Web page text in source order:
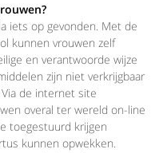
iets op gevonden. Met de
kunnen vrouwen zelf
en verantwoorde wijze
zijn niet verkrijgbaar
de internet site
overal ter wereld on-line
toegestuurd krijgen
kunnen opwekken.